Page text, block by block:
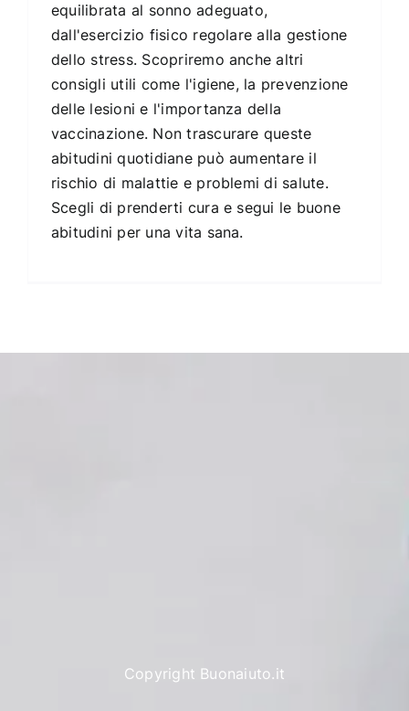
equilibrata al sonno adeguato,
dall'esercizio fisico regolare alla gestione
dello stress. Scopriremo anche altri
consigli utili come l'igiene, la prevenzione
delle lesioni e l'importanza della
vaccinazione. Non trascurare queste
abitudini quotidiane può aumentare il
rischio di malattie e problemi di salute.
Scegli di prenderti cura e segui le buone
abitudini per una vita sana.
Copyright Buonaiuto.it